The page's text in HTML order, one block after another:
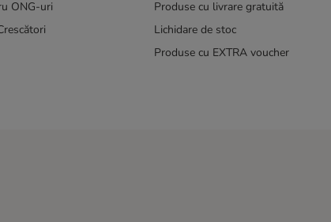
ONG-uri
Produse cu livrare gratuită
Lichidare de stoc
Produse cu EXTRA voucher